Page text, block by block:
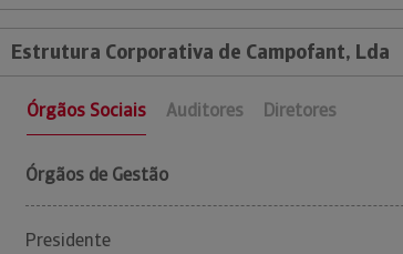
Estrutura Corporativa de Campofant, Lda
Órgãos Sociais Auditores Diretores
Órgãos de Gestão
Presidente